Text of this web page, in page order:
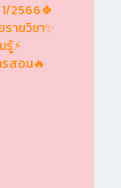
2566🍀
ายวิชา✨
รู้⚡
รสอน🔥